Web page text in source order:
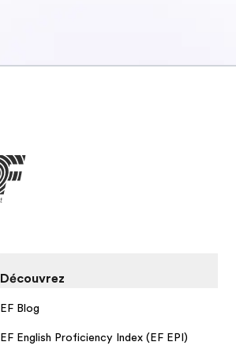
Découvrez
EF Blog
EF English Proficiency Index (EF EPI)